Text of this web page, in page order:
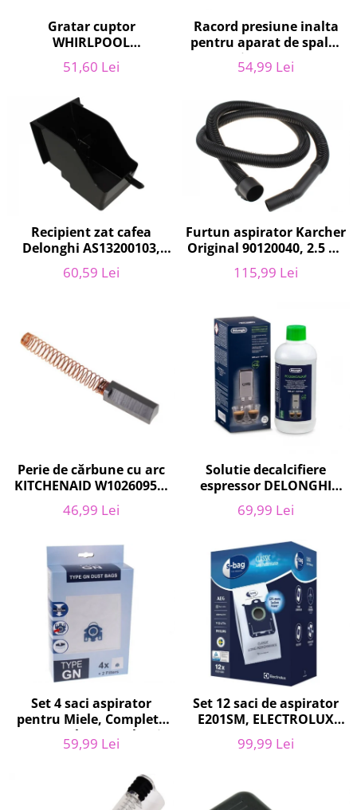
Servere, Componente & UPS
Telecomenzi garaj
Sport & Activitati in aer liber
Accesorii Fitness
Accesorii sportive
Articole Voiaj
Camping
Sporturi acvatice
Sporturi de interior
TV, Audio & Foto
Aparate Foto & Accesorii
Drone si Accesorii
Home Cinema & Audio
Playere, Boxe & Casti
Telescoape & Optica
Ambalaje cadouri
Cadouri
Curatenie si intretinere
Gratar cuptor
WHIRLPOOL
481010657433, 37.5 x 44.2
cm
51,60 Lei
Racord presiune inalta
pentru aparat de spalat
cu presiune, KARCHER
9.013-355.0, K4/K5
54,99 Lei
Recipient zat cafea
Delonghi AS13200103,
ECAM21 - ECAM25
60,59 Lei
Furtun aspirator Karcher
Original 90120040, 2.5 m,
negru
115,99 Lei
Perie de cărbune cu arc
KITCHENAID W10260958,
5KSM15
46,99 Lei
Solutie decalcifiere
espressor DELONGHI
AS00006179, DLSC500,
500 ml
69,99 Lei
Set 4 saci aspirator
pentru Miele, Complete
C2, Complete C3, Classic
C1, S8, S5, S2, compatibil
59,99 Lei
Set 12 saci de aspirator
E201SM, ELECTROLUX
9001684811, CLASSIC
LONG PERFORMANCE
99,99 Lei